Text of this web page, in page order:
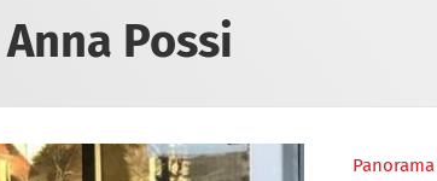
Anna Possi
Panorama